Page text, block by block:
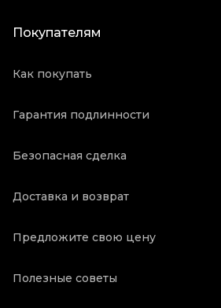
Покупателям
Как покупать
Гарантия подлинности
Безопасная сделка
Доставка и возврат
Предложите свою цену
Полезные советы